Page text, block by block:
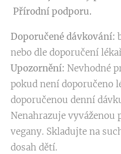
Přírodní podporu.
Doporučené dávkování:
nebo dle doporučení
Upozornění: Nevhodné
pokud není doporučeno
doporučenou denní
Nenahrazuje vyváženou
vegany. Skladujte na
dosah dětí.